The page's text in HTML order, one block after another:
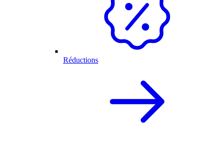
Réductions